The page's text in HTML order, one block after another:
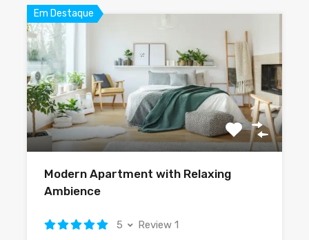
Em Destaque
Modern Apartment with Relaxing
Ambience
5 Review 1